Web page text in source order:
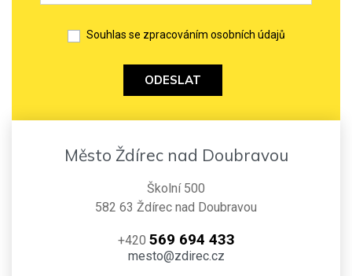
Souhlas se zpracováním osobních údajů
ODESLAT
Město Ždírec nad Doubravou
Školní 500
582 63 Ždírec nad Doubravou
+420 569 694 433
mesto@zdirec.cz